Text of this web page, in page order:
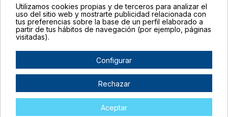
Detalles del producto
Utilizamos cookies propias y de terceros para analizar el
uso del sitio web y mostrarte publicidad relacionada con
tus preferencias sobre la base de un perfil elaborado a
partir de tus hábitos de navegación (por ejemplo, páginas
visitadas).
Configurar
Rechazar
Aceptar